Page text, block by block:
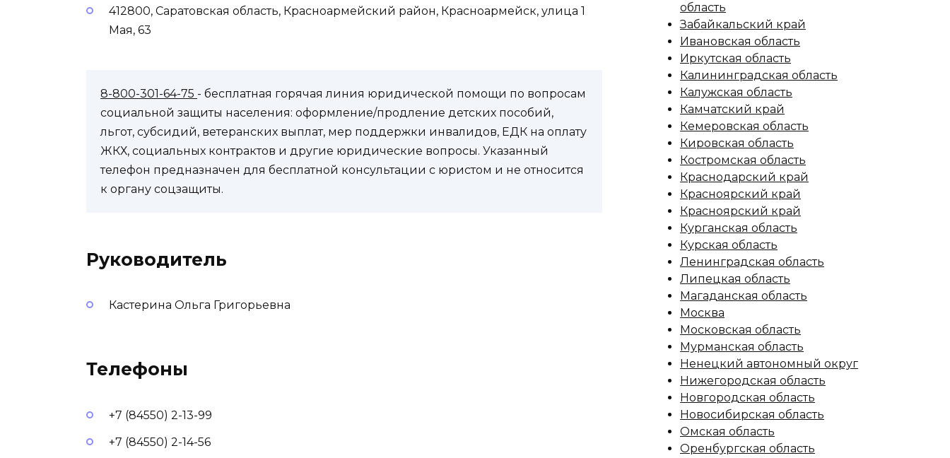
412800, Саратовская область, Красноармейский район, Красноармейск, улица 1
Мая, 63
8-800-301-64-75 - бесплатная горячая линия юридической помощи по вопросам
социальной защиты населения: оформление/продление детских пособий,
льгот, субсидий, ветеранских выплат, мер поддержки инвалидов, ЕДК на оплату
ЖКХ, социальных контрактов и другие юридические вопросы. Указанный
телефон предназначен для бесплатной консультации с юристом и не относится
к органу соцзащиты.
Руководитель
Кастерина Ольга Григорьевна
Телефоны
+7 (84550) 2-13-99
+7 (84550) 2-14-56
область
Забайкальский край
Ивановская область
Иркутская область
Калининградская область
Калужская область
Камчатский край
Кемеровская область
Кировская область
Костромская область
Краснодарский край
Красноярский край
Красноярский край
Курганская область
Курская область
Ленинградская область
Липецкая область
Магаданская область
Москва
Московская область
Мурманская область
Ненецкий автономный округ
Нижегородская область
Новгородская область
Новосибирская область
Омская область
Оренбургская область